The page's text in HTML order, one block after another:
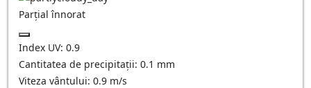
Parțial înnorat
Index UV: 0.9
Cantitatea de precipitații: 0.1 mm
Viteza vântului: 0.9 m/s